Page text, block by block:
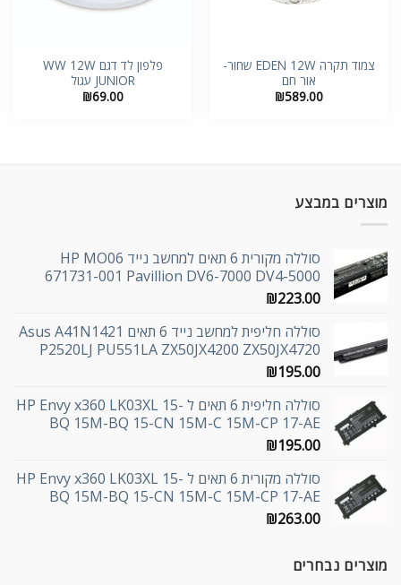
צמוד תקרה EDEN 12W שחור-
אור חם
₪589.00
פלפון לד דגם WW 12W
JUNIOR עגול
₪69.00
מוצרים במבצע
סוללה מקורית 6 תאים למחשב נייד HP MO06
671731-001 Pavillion DV6-7000 DV4-5000
₪223.00
סוללה חליפית למחשב נייד 6 תאים Asus A41N1421
P2520LJ PU551LA ZX50JX4200 ZX50JX4720
₪195.00
סוללה חליפית 6 תאים ל HP Envy x360 LK03XL 15-
BQ 15M-BQ 15-CN 15M-C 15M-CP 17-AE
₪195.00
סוללה מקורית 6 תאים ל HP Envy x360 LK03XL 15-
BQ 15M-BQ 15-CN 15M-C 15M-CP 17-AE
₪263.00
מוצרים נבחרים